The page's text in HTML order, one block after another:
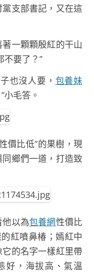
支部書記，又在這
一顆顆殷紅的干山
不要了？”
也沒人要， 包養妹
小毛答。
比低”的果樹，現
鄉們一道，打造致
以為包養網性價比
紅噴鼻椿；嫣紅中
它的名字一樣紅里帶
好，海拔高、氣溫